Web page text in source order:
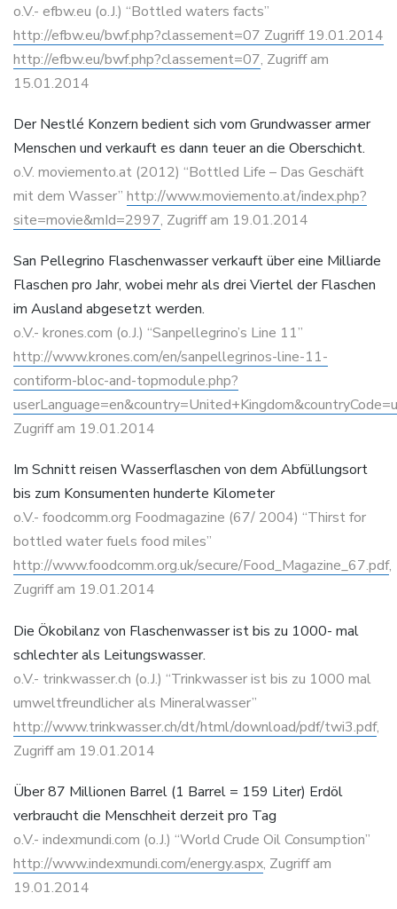
o.V.- efbw.eu (o.J.) “Bottled waters facts”
http://efbw.eu/bwf.php?classement=07 Zugriff 19.01.2014
http://efbw.eu/bwf.php?classement=07, Zugriff am
15.01.2014
Der Nestlé Konzern bedient sich vom Grundwasser armer
Menschen und verkauft es dann teuer an die Oberschicht.
o.V. moviemento.at (2012) “Bottled Life – Das Geschäft
mit dem Wasser” http://www.moviemento.at/index.php?
site=movie&mId=2997, Zugriff am 19.01.2014
San Pellegrino Flaschenwasser verkauft über eine Milliarde
Flaschen pro Jahr, wobei mehr als drei Viertel der Flaschen
im Ausland abgesetzt werden.
o.V.- krones.com (o.J.) “Sanpellegrino’s Line 11”
http://www.krones.com/en/sanpellegrinos-line-11-
contiform-bloc-and-topmodule.php?
Zugriff am 19.01.2014
Im Schnitt reisen Wasserflaschen von dem Abfüllungsort
bis zum Konsumenten hunderte Kilometer
o.V.- foodcomm.org Foodmagazine (67/ 2004) “Thirst for
bottled water fuels food miles”
http://www.foodcomm.org.uk/secure/Food_Magazine_67.pdf,
Zugriff am 19.01.2014
Die Ökobilanz von Flaschenwasser ist bis zu 1000- mal
schlechter als Leitungswasser.
o.V.- trinkwasser.ch (o.J.) “Trinkwasser ist bis zu 1000 mal
umweltfreundlicher als Mineralwasser”
http://www.trinkwasser.ch/dt/html/download/pdf/twi3.pdf,
Zugriff am 19.01.2014
Über 87 Millionen Barrel (1 Barrel = 159 Liter) Erdöl
verbraucht die Menschheit derzeit pro Tag
o.V.- indexmundi.com (o.J.) “World Crude Oil Consumption”
http://www.indexmundi.com/energy.aspx, Zugriff am
19.01.2014